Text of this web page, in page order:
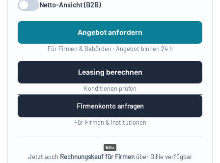
Netto-Ansicht (B2B)
Angebot anfordern
Für Firmen & Behörden · Angebot binnen 24 h
Leasing berechnen
Konditionen prüfen
Firmenkonto anfragen
Für Firmen & Institutionen
Jetzt auch Rechnungskauf für Firmenüber Billie verfügbar